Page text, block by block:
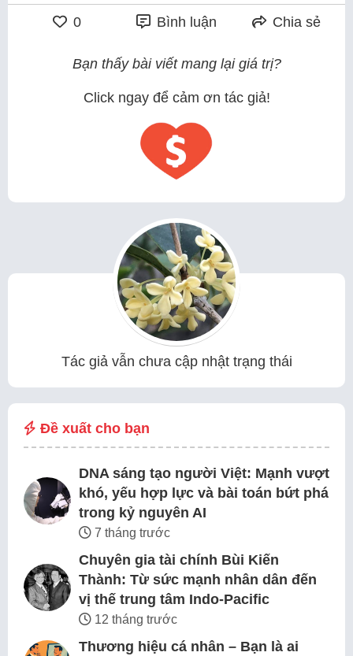
0 Bình luận Chia sẻ
Bạn thấy bài viết mang lại giá trị?
Click ngay để cảm ơn tác giả!
Tác giả vẫn chưa cập nhật trạng thái
Đề xuất cho bạn
DNA sáng tạo người Việt: Mạnh vượt
khó, yếu hợp lực và bài toán bứt phá
trong kỷ nguyên AI
7 tháng trước
Chuyên gia tài chính Bùi Kiến
Thành: Từ sức mạnh nhân dân đến
vị thế trung tâm Indo-Pacific
12 tháng trước
Thương hiệu cá nhân – Bạn là ai